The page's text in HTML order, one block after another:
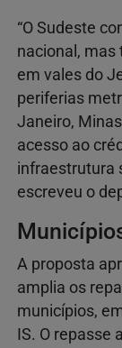
“O Sudeste
nacional, mas
em vales do
periferias
Janeiro,
acesso ao
infraestrutura
escreveu o
A proposta
amplia os
municípios,
IS. O repasse